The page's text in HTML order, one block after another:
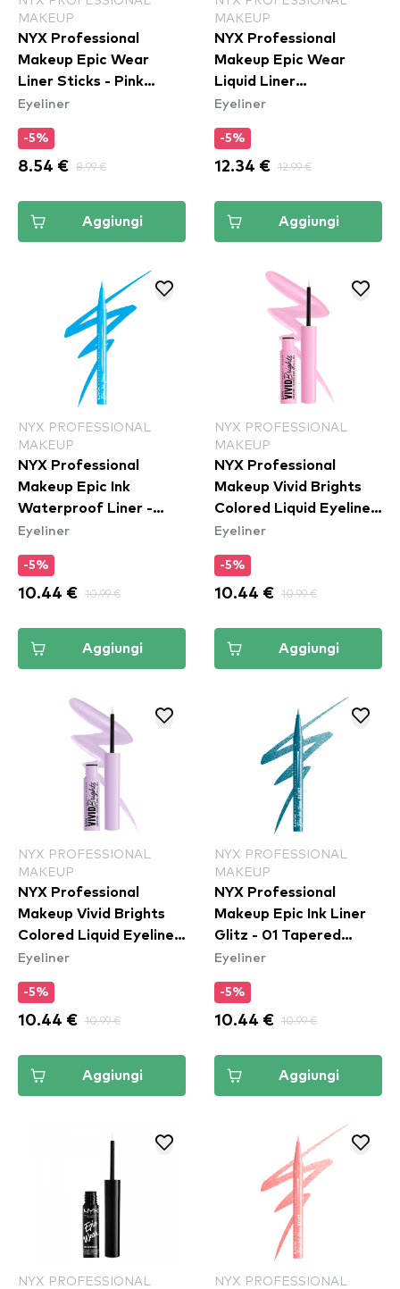
MAKEUP
NYX Professional
Makeup Epic Wear
Liner Sticks - Pink
Spirit
Eyeliner
-5%
8.54 € 8.99 €
Aggiungi
MAKEUP
NYX Professional
Makeup Epic Wear
Liquid Liner
Waterproof - Yellow
Eyeliner
-5%
12.34 € 12.99 €
Aggiungi
NYX PROFESSIONAL
MAKEUP
NYX Professional
Makeup Epic Ink
Waterproof Liner -
Vintage Baby
Eyeliner
-5%
10.44 € 10.99 €
Aggiungi
NYX PROFESSIONAL
MAKEUP
NYX Professional
Makeup Vivid Brights
Colored Liquid Eyeliner
- Sneaky Pink (VBLL09)
Eyeliner
-5%
10.44 € 10.99 €
Aggiungi
NYX PROFESSIONAL
MAKEUP
NYX Professional
Makeup Vivid Brights
Colored Liquid Eyeliner
- Lilac Link (VBLL07)
Eyeliner
-5%
10.44 € 10.99 €
Aggiungi
NYX PROFESSIONAL
MAKEUP
NYX Professional
Makeup Epic Ink Liner
Glitz - 01 Tapered
Twinkle
Eyeliner
-5%
10.44 € 10.99 €
Aggiungi
NYX PROFESSIONAL
NYX PROFESSIONAL